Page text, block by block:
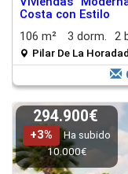
Costa con Estilo
106 m²
3 dorm. 2
Pilar De La
294.900€
+3%
Ha subido
10.000€